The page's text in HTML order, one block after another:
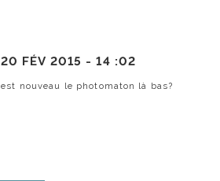
20 FÉV 2015 -14 :02
nouveau le photomaton là bas?